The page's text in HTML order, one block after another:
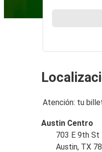
Atención: tu
Austin Centro
703 E 9th St
Austin, TX